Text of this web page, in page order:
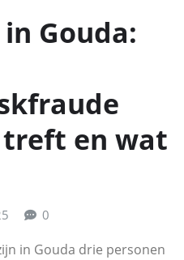
Gouda:
en wat
0
in Gouda drie personen